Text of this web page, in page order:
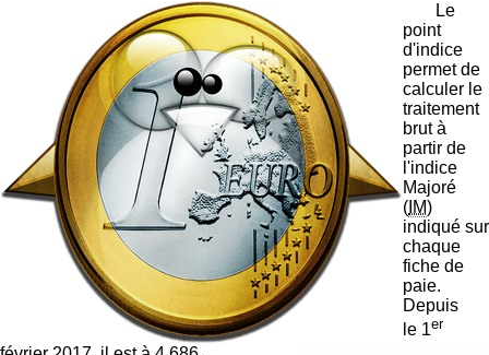
Le
point
d'indice
permet de
calculer le
traitement
brut à
partir de
l'indice
Majoré
( IM)
indiqué sur
chaque
fiche de
paie.
Depuis
le 1er